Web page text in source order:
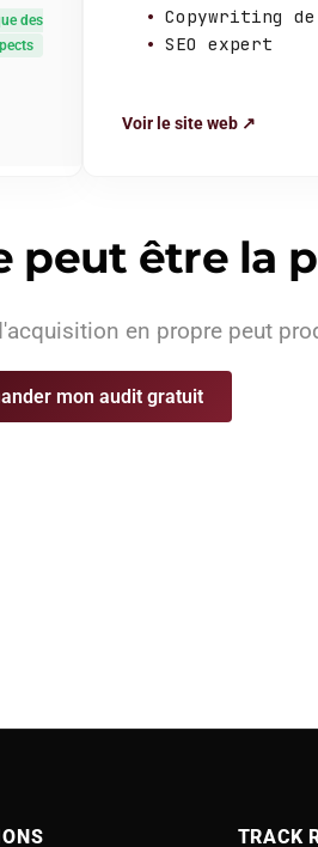
des
Copywriting de
SEO expert
Voir le site web ↗
peut être la
en propre peut
mon audit gratuit
TRACK